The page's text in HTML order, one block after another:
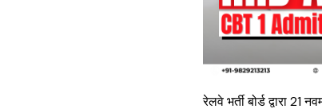
रेलवे भर्ती बोर्ड द्वारा